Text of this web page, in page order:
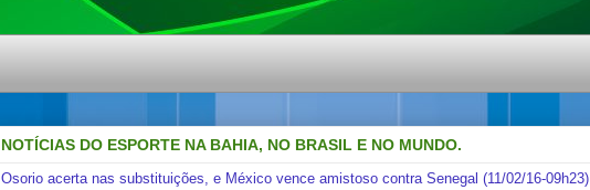
NOTÍCIAS DO ESPORTE NA BAHIA, NO BRASIL E NO MUNDO.
Osorio acerta nas substituições, e México vence amistoso contra Senegal (11/02/16-09h23)